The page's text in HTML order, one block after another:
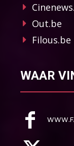
Out.be
Filous.be
WAAR